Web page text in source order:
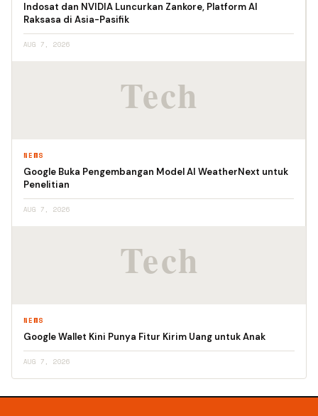
Indosat dan NVIDIA Luncurkan Zankore, Platform AI
Raksasa di Asia-Pasifik
AUG 7, 2026
NEWS
Google Buka Pengembangan Model AI WeatherNext untuk
Penelitian
AUG 7, 2026
NEWS
Google Wallet Kini Punya Fitur Kirim Uang untuk Anak
AUG 7, 2026